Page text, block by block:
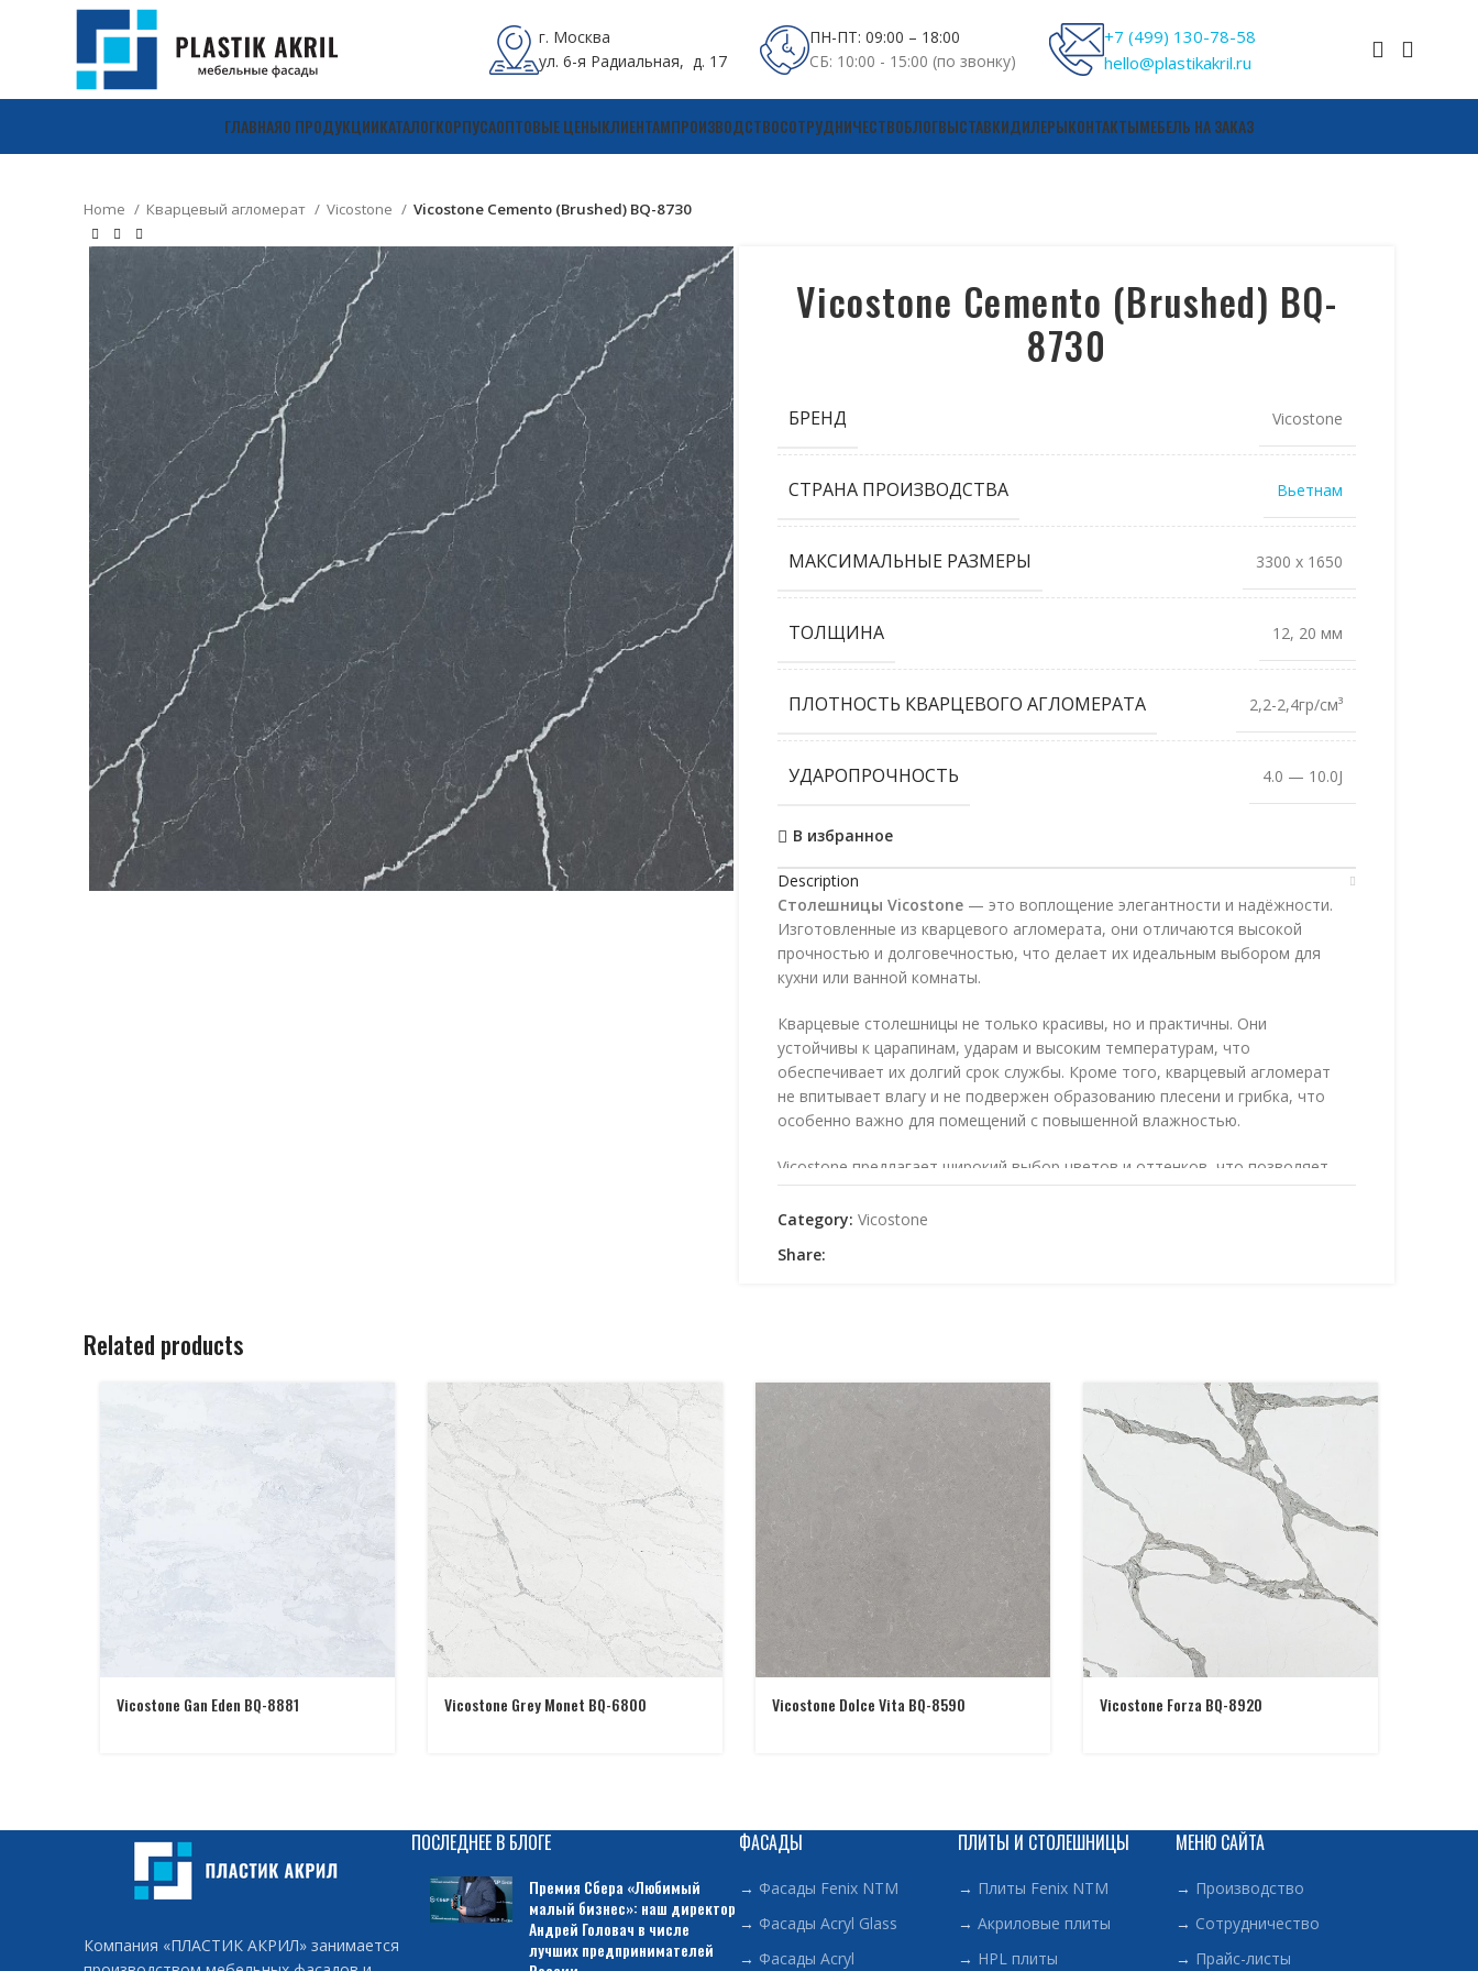
г. Москва
ул. 6-я Радиальная, д. 17
ПН-ПТ: 09:00 – 18:00
СБ: 10:00 - 15:00 (по звонку)
+7 (499) 130-78-58
hello@plastikakril.ru
ГЛАВНАЯО ПРОДУКЦИИКАТАЛОГКОРПУСАОПТОВЫЕ ЦЕНЫКЛИЕНТАМПРОИЗВОДСТВОСОТРУДНИЧЕСТВОБЛОГВЫСТАВКИДИЛЕРЫКОНТАКТЫМЕБЕЛЬ НА ЗАКАЗ
Home Кварцевый агломерат Vicostone Vicostone Cemento (Brushed) BQ-8730
Vicostone Cemento (Brushed) BQ-
8730
БРЕНД Vicostone
СТРАНА ПРОИЗВОДСТВА Вьетнам
МАКСИМАЛЬНЫЕ РАЗМЕРЫ 3300 x 1650
ТОЛЩИНА 12, 20 мм
ПЛОТНОСТЬ КВАРЦЕВОГО АГЛОМЕРАТА 2,2-2,4гр/см³
УДАРОПРОЧНОСТЬ 4.0 — 10.0J
В избранное
Description
Столешницы Vicostone — это воплощение элегантности и надёжности.
Изготовленные из кварцевого агломерата, они отличаются высокой
прочностью и долговечностью, что делает их идеальным выбором для
кухни или ванной комнаты.
Кварцевые столешницы не только красивы, но и практичны. Они
устойчивы к царапинам, ударам и высоким температурам, что
обеспечивает их долгий срок службы. Кроме того, кварцевый агломерат
не впитывает влагу и не подвержен образованию плесени и грибка, что
особенно важно для помещений с повышенной влажностью.
Vicostone предлагает широкий выбор цветов и оттенков, что позволяет
подобрать столешницу, идеально сочетающуюся с вашим интерьером.
Благодаря своей универсальности и эстетике, кварцевые столешницы
Category: Vicostone
Share:
Related products
Vicostone Gan Eden BQ-8881 Vicostone Grey Monet BQ-6800 Vicostone Dolce Vita BQ-8590 Vicostone Forza BQ-8920
Компания «ПЛАСТИК АКРИЛ» занимается
ПОСЛЕДНЕЕ В БЛОГЕ
Премия Сбера «Любимый
малый бизнес»: наш директор
Андрей Головач в числе
лучших предпринимателей
ФАСАДЫ
→ Фасады Fenix NTM
→ Фасады Acryl Glass
→ Фасады Acryl
ПЛИТЫ И СТОЛЕШНИЦЫ
→ Плиты Fenix NTM
→ Акриловые плиты
→ HPL плиты
МЕНЮ САЙТА
→ Производство
→ Сотрудничество
→ Прайс-листы